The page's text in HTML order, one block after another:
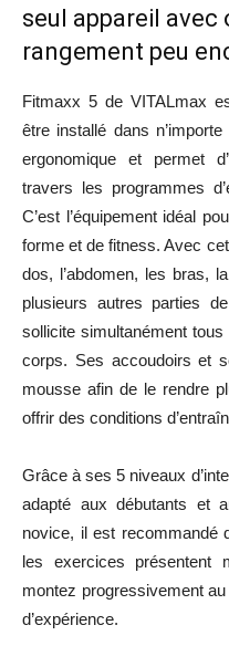
seul appareil
rangement peu
Fitmaxx 5 de VITALmax
être installé dans
ergonomique et permet
travers les programmes
C’est l’équipement idéal
forme et de fitness.Avec
dos, l’abdomen, les bras,
plusieurs autres parties
sollicite simultanément
corps. Ses accoudoirs et
mousse afin de le rendre
offrir des conditions
Grâce à ses 5 niveaux
adapté aux débutants et
novice, il est recommandé
les exercices présentent
montez progressivement
d’expérience.